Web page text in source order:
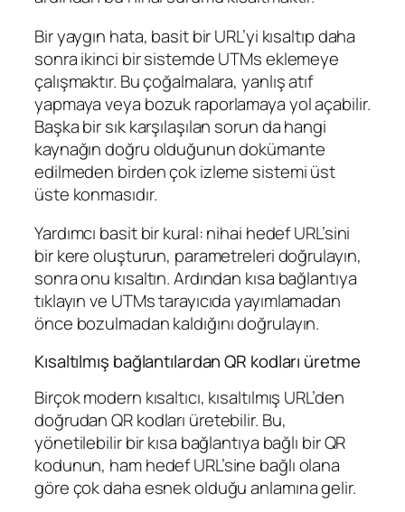
Bir yaygın hata, basit bir URL’yi kısaltıp daha
sonra ikinci bir sistemde UTMs eklemeye
çalışmaktır. Bu çoğalmalara, yanlış atıf
yapmaya veya bozuk raporlamaya yol açabilir.
Başka bir sık karşılaşılan sorun da hangi
kaynağın doğru olduğunun dokümante
edilmeden birden çok izleme sistemi üst
üste konmasıdır.
Yardımcı basit bir kural: nihai hedef URL’sini
bir kere oluşturun, parametreleri doğrulayın,
sonra onu kısaltın. Ardından kısa bağlantıya
tıklayın ve UTMs tarayıcıda yayımlamadan
önce bozulmadan kaldığını doğrulayın.
Kısaltılmış bağlantılardan QR kodları üretme
Birçok modern kısaltıcı, kısaltılmış URL’den
doğrudan QR kodları üretebilir. Bu,
yönetilebilir bir kısa bağlantıya bağlı bir QR
kodunun, ham hedef URL’sine bağlı olana
göre çok daha esnek olduğu anlamına gelir.